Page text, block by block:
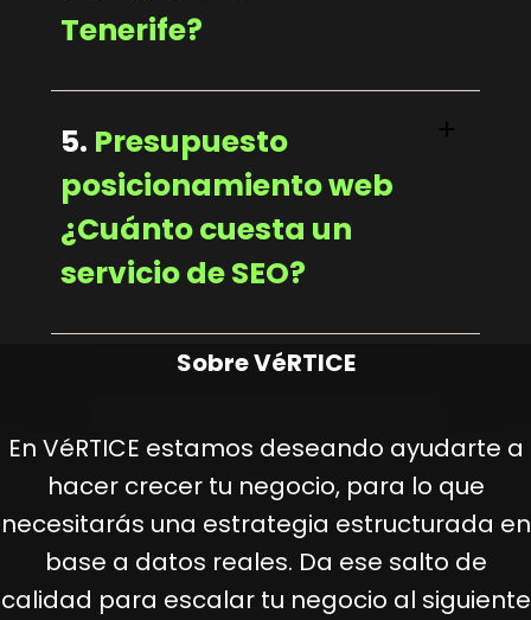
Tenerife?
5. Presupuesto
posicionamiento web
¿Cuánto cuesta un
servicio de SEO?
Sobre VéRTICE
En VéRTICE estamos deseando ayudarte a
hacer crecer tu negocio, para lo que
necesitarás una estrategia estructurada en
base a datos reales. Da ese salto de
calidad para escalar tu negocio al siguiente